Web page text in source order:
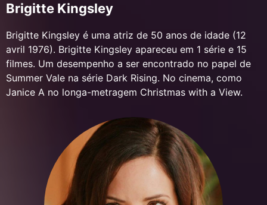
Brigitte Kingsley
Brigitte Kingsley é uma atriz de 50 anos de idade (12
avril 1976). Brigitte Kingsley apareceu em 1 série e 15
filmes. Um desempenho a ser encontrado no papel de
Summer Vale na série Dark Rising. No cinema, como
Janice A no longa-metragem Christmas with a View.